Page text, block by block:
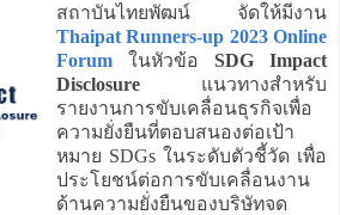
สถาบันไทยพัฒน์ จัดให้มีงาน
Thaipat Runners-up 2023 Online
Forum ในหัวข้อ SDG Impact
Disclosure แนวทางสำหรับ
รายงานการขับเคลื่อนธุรกิจเพื่อ
ความยั่งยืนที่ตอบสนองต่อเป้า
หมาย SDGs ในระดับตัวชี้วัด เพื่อ
ประโยชน์ต่อการขับเคลื่อนงาน
ด้านความยั่งยืนของบริษัทจด